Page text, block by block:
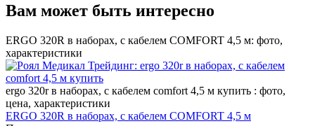
Вам может быть интересно
ERGO 320R в наборах, с кабелем COMFORT 4,5 м: фото,
характеристики
ergo 320r в наборах, с кабелем comfort 4,5 м купить : фото,
цена, характеристики
ERGO 320R в наборах, с кабелем COMFORT 4,5 м